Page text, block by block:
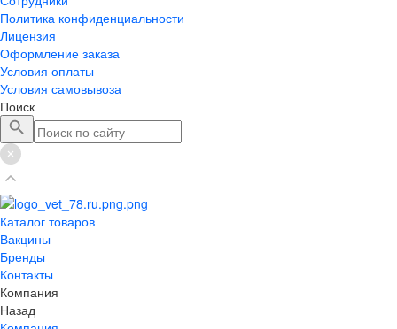
Политика конфиденциальности
Лицензия
Оформление заказа
Условия оплаты
Условия самовывоза
Поиск
Каталог товаров
Вакцины
Бренды
Контакты
Компания
Назад